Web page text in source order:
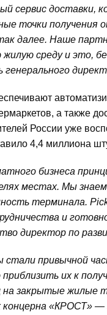
сервис доставки,
точки получения
далее. Наше
жилую среду и это,
генерального
а также
России уже
4,4 миллиона
бизнеса
местах. Мы
терминала.
и
директор по
привычной
их к
на закрытые жилые
концерна «КРОСТ»